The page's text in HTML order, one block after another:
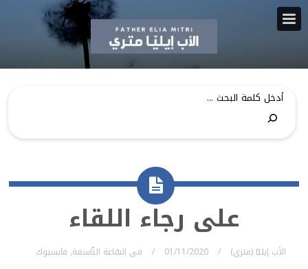
على رجاء اللقاء
الأب إيليّا (متري) 01/11/2020 في السّاعة التّاسعة, فايسبوك